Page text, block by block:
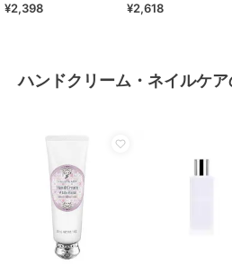
¥2,398 ¥2,618
ハンドクリーム・ネイルケ